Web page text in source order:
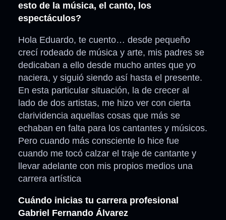
esto de la música, el canto, los
espectáculos?
Hola Eduardo, te cuento… desde pequeño
crecí rodeado de música y arte, mis padres se
dedicaban a ello desde mucho antes que yo
naciera, y siguió siendo así hasta el presente.
En esta particular situación, la de crecer al
lado de dos artistas, me hizo ver con cierta
clarividencia aquellas cosas que más se
echaban en falta para los cantantes y músicos.
Pero cuando más consciente lo hice fue
cuando me tocó calzar el traje de cantante y
llevar adelante con mis propios medios una
carrera artística
Cuándo inicias tu carrera profesional
Gabriel Fernando Álvarez